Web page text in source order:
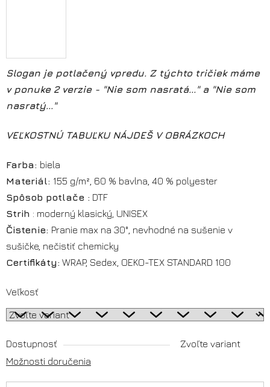
Slogan je potlačený vpredu. Z týchto tričiek máme
v ponuke 2 verzie - "Nie som nasratá..." a "Nie som
nasratý..."
VEĽKOSTNÚ TABUĽKU NÁJDEŠ V OBRÁZKOCH
Farba: biela
Materiál: 155 g/m², 60 % bavlna, 40 % polyester
Spôsob potlače : DTF
Strih : moderný klasický, UNISEX
Čistenie: Pranie max na 30°, nevhodné na sušenie v
sušičke, nečistiť chemicky
Certifikáty: WRAP, Sedex, OEKO-TEX STANDARD 100
Veľkosť
Dostupnosť
Zvoľte variant
Možnosti doručenia